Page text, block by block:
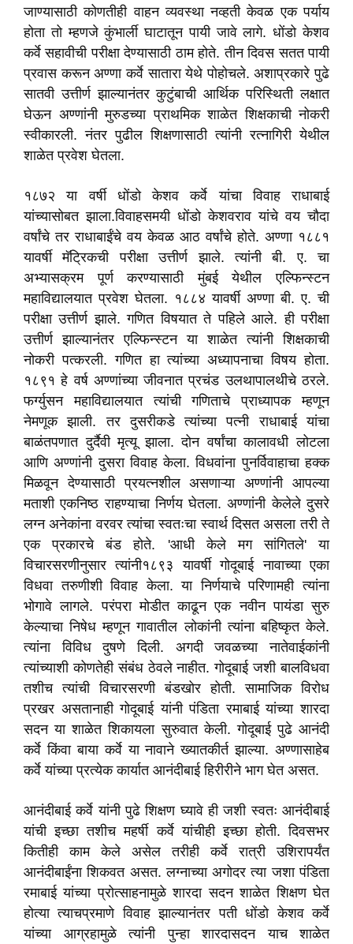
जाण्यासाठी कोणतीही वाहन व्यवस्था नव्हती केवळ एक पर्याय
होता तो म्हणजे कुंभार्ली घाटातून पायी जावे लागे. धोंडो केशव
कर्वे सहावीची परीक्षा देण्यासाठी ठाम होते. तीन दिवस सतत पायी
प्रवास करून अण्णा कर्वे सातारा येथे पोहोचले. अशाप्रकारे पुढे
सातवी उत्तीर्ण झाल्यानंतर कुटुंबाची आर्थिक परिस्थिती लक्षात
घेऊन अण्णांनी मुरुडच्या प्राथमिक शाळेत शिक्षकाची नोकरी
स्वीकारली. नंतर पुढील शिक्षणासाठी त्यांनी रत्नागिरी येथील
शाळेत प्रवेश घेतला.
१८७२ या वर्षी धोंडो केशव कर्वे यांचा विवाह राधाबाई
यांच्यासोबत झाला.विवाहसमयी धोंडो केशवराव यांचे वय चौदा
वर्षांचे तर राधाबाईंचे वय केवळ आठ वर्षांचे होते. अण्णा १८८१
यावर्षी मॅट्रिकची परीक्षा उत्तीर्ण झाले. त्यांनी बी. ए. चा
अभ्यासक्रम पूर्ण करण्यासाठी मुंबई येथील एल्फिन्स्टन
महाविद्यालयात प्रवेश घेतला. १८८४ यावर्षी अण्णा बी. ए. ची
परीक्षा उत्तीर्ण झाले. गणित विषयात ते पहिले आले. ही परीक्षा
उत्तीर्ण झाल्यानंतर एल्फिन्स्टन या शाळेत त्यांनी शिक्षकाची
नोकरी पत्करली. गणित हा त्यांच्या अध्यापनाचा विषय होता.
१८९१ हे वर्ष अण्णांच्या जीवनात प्रचंड उलथापालथीचे ठरले.
फर्ग्युसन महाविद्यालयात त्यांची गणिताचे प्राध्यापक म्हणून
नेमणूक झाली. तर दुसरीकडे त्यांच्या पत्नी राधाबाई यांचा
बाळंतपणात दुर्दैवी मृत्यू झाला. दोन वर्षांचा कालावधी लोटला
आणि अण्णांनी दुसरा विवाह केला. विधवांना पुनर्विवाहाचा हक्क
मिळवून देण्यासाठी प्रयत्नशील असणाऱ्या अण्णांनी आपल्या
मताशी एकनिष्ठ राहण्याचा निर्णय घेतला. अण्णांनी केलेले दुसरे
लग्न अनेकांना वरवर त्यांचा स्वतःचा स्वार्थ दिसत असला तरी ते
एक प्रकारचे बंड होते. 'आधी केले मग सांगितले' या
विचारसरणीनुसार त्यांनी१८९३ यावर्षी गोदूबाई नावाच्या एका
विधवा तरुणीशी विवाह केला. या निर्णयाचे परिणामही त्यांना
भोगावे लागले. परंपरा मोडीत काढून एक नवीन पायंडा सुरु
केल्याचा निषेध म्हणून गावातील लोकांनी त्यांना बहिष्कृत केले.
त्यांना विविध दुषणे दिली. अगदी जवळच्या नातेवाईकांनी
त्यांच्याशी कोणतेही संबंध ठेवले नाहीत. गोदूबाई जशी बालविधवा
तशीच त्यांची विचारसरणी बंडखोर होती. सामाजिक विरोध
प्रखर असतानाही गोदूबाई यांनी पंडिता रमाबाई यांच्या शारदा
सदन या शाळेत शिकायला सुरुवात केली. गोदूबाई पुढे आनंदी
कर्वे किंवा बाया कर्वे या नावाने ख्यातकीर्त झाल्या. अण्णासाहेब
कर्वे यांच्या प्रत्येक कार्यात आनंदीबाई हिरीरीने भाग घेत असत.
आनंदीबाई कर्वे यांनी पुढे शिक्षण घ्यावे ही जशी स्वतः आनंदीबाई
यांची इच्छा तशीच महर्षी कर्वे यांचीही इच्छा होती. दिवसभर
कितीही काम केले असेल तरीही कर्वे रात्री उशिरापर्यंत
आनंदीबाईंना शिकवत असत. लग्नाच्या अगोदर त्या जशा पंडिता
रमाबाई यांच्या प्रोत्साहनामुळे शारदा सदन शाळेत शिक्षण घेत
होत्या त्याचप्रमाणे विवाह झाल्यानंतर पती धोंडो केशव कर्वे
यांच्या आग्रहामुळे त्यांनी पुन्हा शारदासदन याच शाळेत